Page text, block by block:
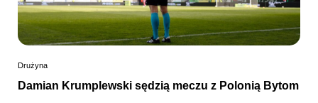
Drużyna
Damian Krumplewski sędzią meczu z Polonią Bytom